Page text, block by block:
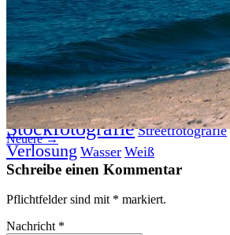
Neuere →
Schreibe einen Kommentar
Pflichtfelder sind mit * markiert.
Nachricht *
Blogparade Blumen Buchempfehlung
Farben Filter Fotoprojekt
Gewinner Herbst Interview
Lightroom lightroom tipps
Produkttest S-/W Schnee Schwarz-Weiß
Stockfotografie Streetfotografie
Verlosung Wasser Weiß